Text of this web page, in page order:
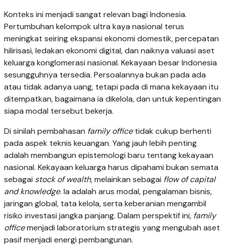
Konteks ini menjadi sangat relevan bagi Indonesia.
Pertumbuhan kelompok ultra kaya nasional terus
meningkat seiring ekspansi ekonomi domestik, percepatan
hilirisasi, ledakan ekonomi digital, dan naiknya valuasi aset
keluarga konglomerasi nasional. Kekayaan besar Indonesia
sesungguhnya tersedia. Persoalannya bukan pada ada
atau tidak adanya uang, tetapi pada di mana kekayaan itu
ditempatkan, bagaimana ia dikelola, dan untuk kepentingan
siapa modal tersebut bekerja.
Di sinilah pembahasan family officetidak cukup berhenti
pada aspek teknis keuangan. Yang jauh lebih penting
adalah membangun epistemologi baru tentang kekayaan
nasional. Kekayaan keluarga harus dipahami bukan semata
sebagai stock of wealth, melainkan sebagai flow of capital
and knowledge. Ia adalah arus modal, pengalaman bisnis,
jaringan global, tata kelola, serta keberanian mengambil
risiko investasi jangka panjang. Dalam perspektif ini, family
officemenjadi laboratorium strategis yang mengubah aset
pasif menjadi energi pembangunan.